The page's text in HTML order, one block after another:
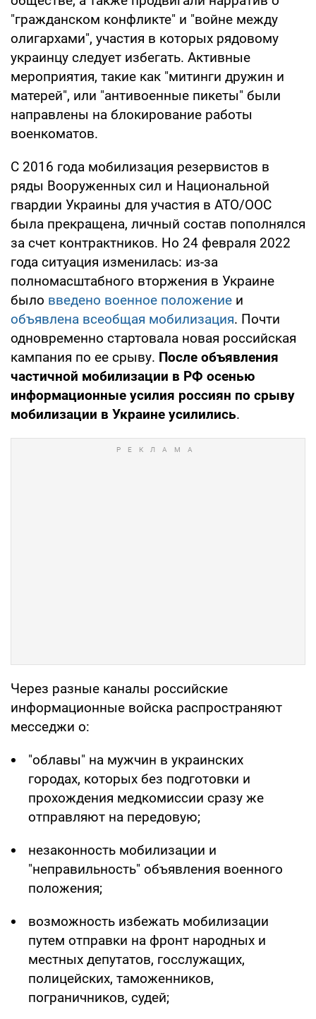
"гражданском конфликте" и "войне между
олигархами", участия в которых рядовому
украинцу следует избегать. Активные
мероприятия, такие как "митинги дружин и
матерей", или "антивоенные пикеты" были
направлены на блокирование работы
военкоматов.
С 2016 года мобилизация резервистов в
ряды Вооруженных сил и Национальной
гвардии Украины для участия в АТО/ООС
была прекращена, личный состав пополнялся
за счет контрактников. Но 24 февраля 2022
года ситуация изменилась: из-за
полномасштабного вторжения в Украине
было введено военное положение и
объявлена всеобщая мобилизация. Почти
одновременно стартовала новая российская
кампания по ее срыву. После объявления
частичной мобилизации в РФ осенью
информационные усилия россиян по срыву
мобилизации в Украине усилились.
Через разные каналы российские
информационные войска распространяют
месседжи о:
"облавы" на мужчин в украинских
городах, которых без подготовки и
прохождения медкомиссии сразу же
отправляют на передовую;
незаконность мобилизации и
"неправильность" объявления военного
положения;
возможность избежать мобилизации
путем отправки на фронт народных и
местных депутатов, госслужащих,
полицейских, таможенников,
пограничников, судей;